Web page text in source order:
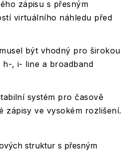
zápisu s přesným
virtuálního náhledu před
být vhodný pro širokou
, i- line a broadband
systém pro časově
zápisy ve vysokém rozlišení.
struktur s přesným